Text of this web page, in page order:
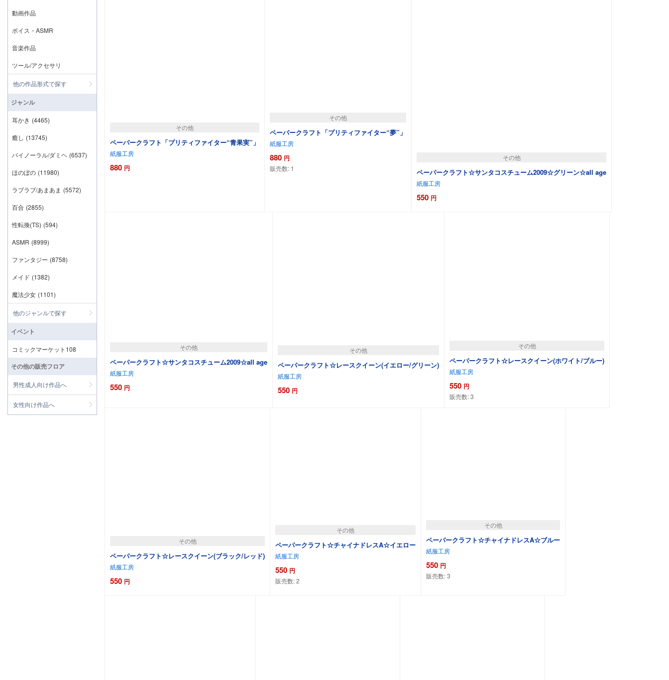
その他
ペーパークラフト「プリティファイター“青果実”」
紙服工房
880 円
その他
ペーパークラフト「プリティファイター“夢”」
紙服工房
880 円
販売数: 1
その他
ペーパークラフト☆サンタコスチューム2009☆グリーン☆all age
紙服工房
550 円
その他
ペーパークラフト☆サンタコスチューム2009☆all age
紙服工房
550 円
その他
ペーパークラフト☆レースクイーン(イエロー/グリーン)
紙服工房
550 円
その他
ペーパークラフト☆レースクイーン(ホワイト/ブルー)
紙服工房
550 円
販売数:3
その他
ペーパークラフト☆レースクイーン(ブラック/レッド)
紙服工房
550 円
その他
ペーパークラフト☆チャイナドレスA☆イエロー
紙服工房
550 円
販売数:2
その他
ペーパークラフト☆チャイナドレスA☆ブルー
紙服工房
550 円
販売数:3
動画作品
ボイス・ASMR
音楽作品
ツール/アクセサリ
他の作品形式で探す
ジャンル
耳かき (4465)
癒し (13745)
バイノーラル/ダミヘ (6537)
ほのぼの (11980)
ラブラブ/あまあま (5572)
百合 (2855)
性転換(TS) (594)
ASMR (8999)
ファンタジー (8758)
メイド (1382)
魔法少女 (1101)
他のジャンルで探す
イベント
コミックマーケット108
その他の販売フロア
男性成人向け作品へ
女性向け作品へ